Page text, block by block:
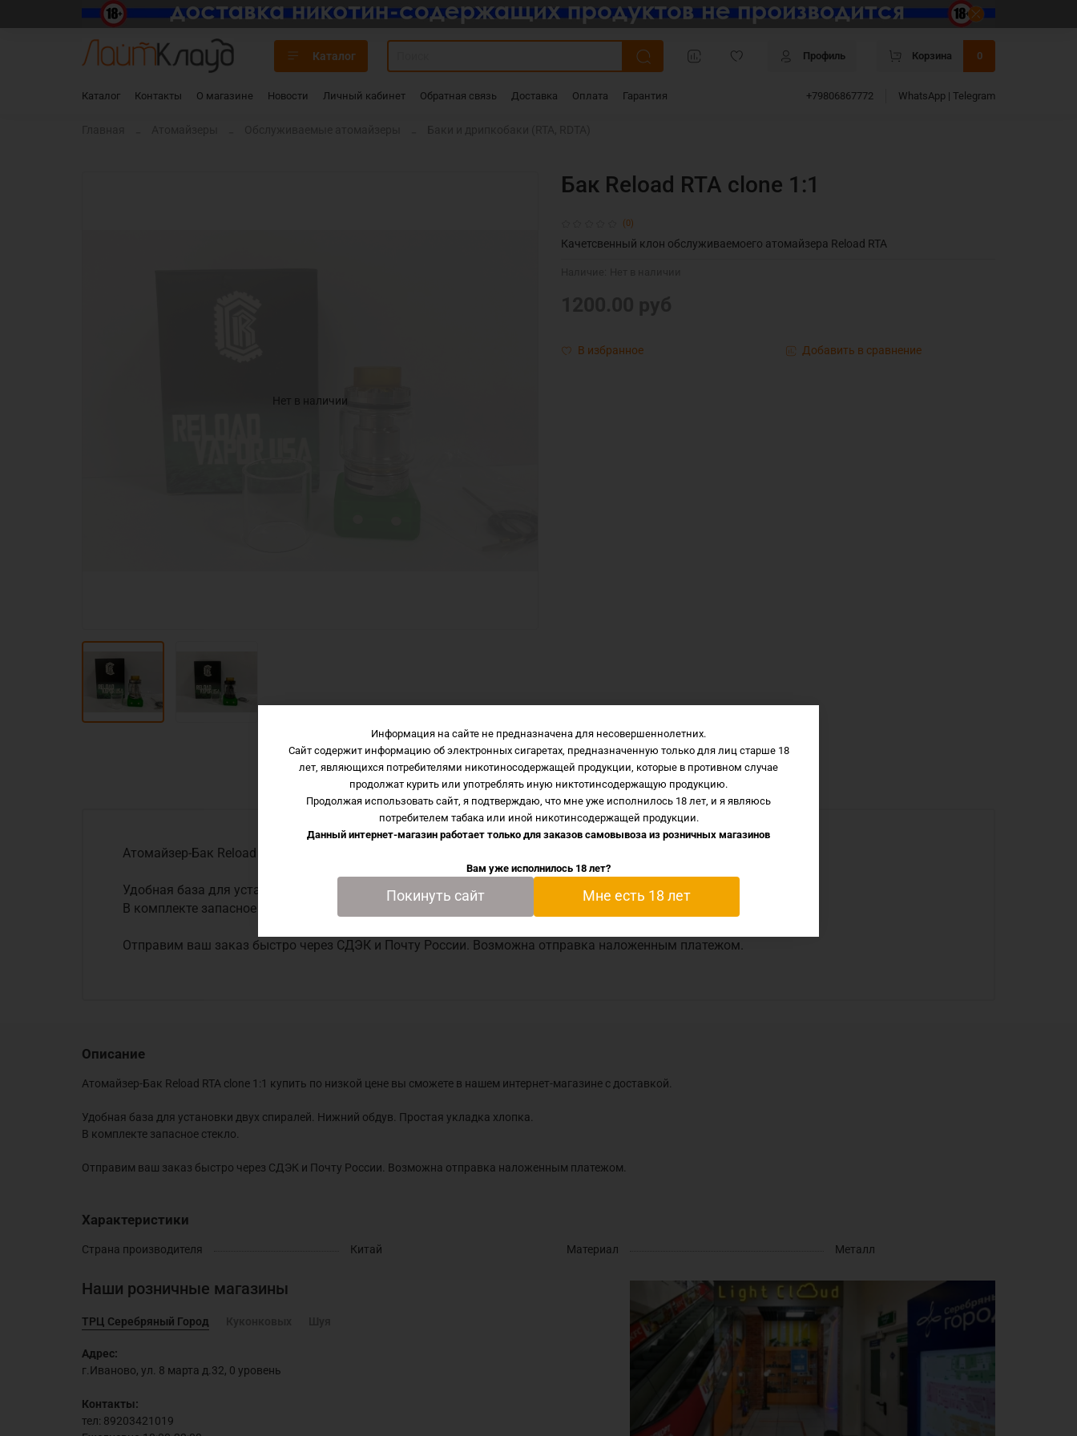
Каталог Профиль Корзина 0
Каталог Контакты О магазине Новости Личный кабинет Обратная связь Доставка Оплата Гарантия +79806867772 WhatsApp | Telegram
Нет в наличии
(0)
Бак Reload RTA clone 1:1
В избранное Добавить в сравнение
Качетсвенный клон обслуживаемоего атомайзера Reload RTA
Описание Характеристики Отзывы
Атомайзер-Бак Reload RTA clone 1:1 купить по низкой цене вы сможете в нашем интернет-магазине с доставкой.
Удобная база для установки двух спиралей. Нижний обдув. Простая укладка хлопка.
В комплекте запасное стекло.
Отправим ваш заказ быстро через СДЭК и Почту России. Возможна отправка наложенным платежом.
Описание
Атомайзер-Бак Reload RTA clone 1:1 купить по низкой цене вы сможете в нашем интернет-магазине с доставкой.
Удобная база для установки двух спиралей. Нижний обдув. Простая укладка хлопка.
В комплекте запасное стекло.
Отправим ваш заказ быстро через СДЭК и Почту России. Возможна отправка наложенным платежом.
Характеристики
Страна производителя Китай Материал Металл
Наши розничные магазины
ТРЦ Серебряный Город
Адрес:
г.Иваново, ул. 8 марта д.32, 0 уровень
Контакты:
тел: 89203421019
Информация на сайте не предназначена для несовершеннолетних.
Сайт содержит информацию об электронных сигаретах, предназначенную только для лиц старше 18
лет, являющихся потребителями никотиносодержащей продукции, которые в противном случае
продолжат курить или употреблять иную никтотинсодержащую продукцию.
Продолжая использовать сайт, я подтверждаю, что мне уже исполнилось 18 лет, и я являюсь
потребителем табака или иной никотинсодержащей продукции.
Данный интернет-магазин работает только для заказов самовывоза из розничных магазинов
Вам уже исполнилось 18 лет?
Покинуть сайт Мне есть 18 лет